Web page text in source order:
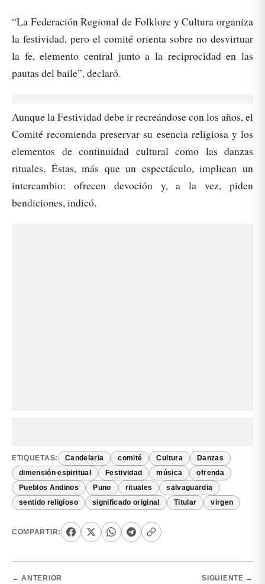
“La Federación Regional de Folklore y Cultura organiza
la festividad, pero el comité orienta sobre no desvirtuar
la fe, elemento central junto a la reciprocidad en las
pautas del baile”, declaró.
Aunque la Festividad debe ir recreándose con los años, el
Comité recomienda preservar su esencia religiosa y los
elementos de continuidad cultural como las danzas
rituales. Éstas, más que un espectáculo, implican un
intercambio: ofrecen devoción y, a la vez, piden
bendiciones, indicó.
ETIQUETAS: Candelaria comité Cultura Danzas
dimensión espiritual Festividad música ofrenda
Pueblos Andinos Puno rituales salvaguardia
sentido religioso significado original Titular virgen
COMPARTIR:
← ANTERIOR SIGUIENTE →